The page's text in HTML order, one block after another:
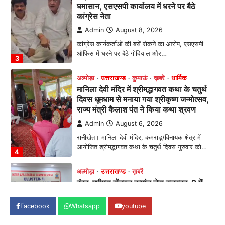
4
दिवस धूमधाम से मनाया गया श्रीकृष्ण जन्मोत्सव,
राज्य मंत्री कैलाश पंत ने किया कथा श्रवण
Admin August 6, 2026
रानीखेत। मानिला देवी मंदिर, कमराड़/विनायक क्षेत्र में
आयोजित श्रीमद्भागवत कथा के चतुर्थ दिवस गुरुवार को…
1
अल्मोड़ा उत्तराखण्ड ख़बरें
इंटर-एपीएस सेंट्रल कमांड चेस क्लस्टर-2 में
याग्यिका कुंद्रा ने लहराया परचम, अंडर-14 वर्ग
में हासिल किया प्रथम स्थान
Admin August 8, 2026
रानीखेत। आर्मी पब्लिक स्कूल रानीखेत की प्रतिभाशाली
छात्रा याग्यिका कुंद्रा ने अपनी शानदार शतरंज प्रतिभा…
उत्तराखण्ड कुमाऊं ख़बरें
हल्द्वानी में खड़गे का हुंकार, नौकरियों से लेकर
Admin August 8, 2026
Facebook Whatsapp youtube